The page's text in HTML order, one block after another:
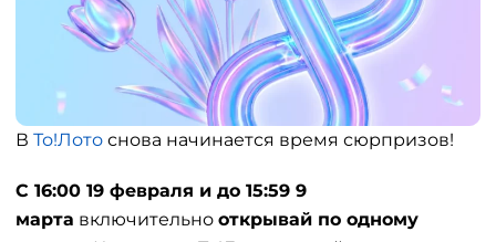
В То!Лото снова начинается время сюрпризов!
С 16:00 19 февраля и до 15:59 9
марта включительно открывай по одному